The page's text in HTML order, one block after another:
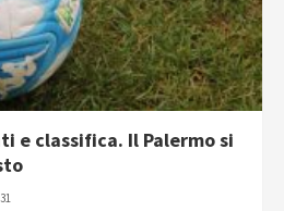
e classifica. Il Palermo si